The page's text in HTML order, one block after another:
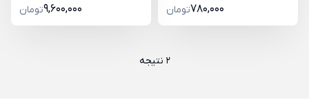
780,000تومان 9,600,000تومان
2 نتیجه